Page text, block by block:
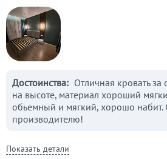
Достоинства: Отличная кровать за
на высоте, материал хороший
обьемный и мягкий, хорошо набит.
производителю!
Показать детали